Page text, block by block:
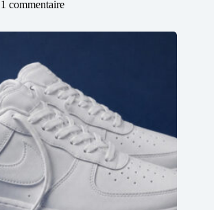
1 commentaire